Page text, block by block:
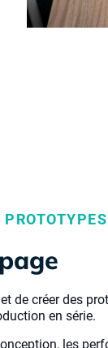
de créer des
en série.
les